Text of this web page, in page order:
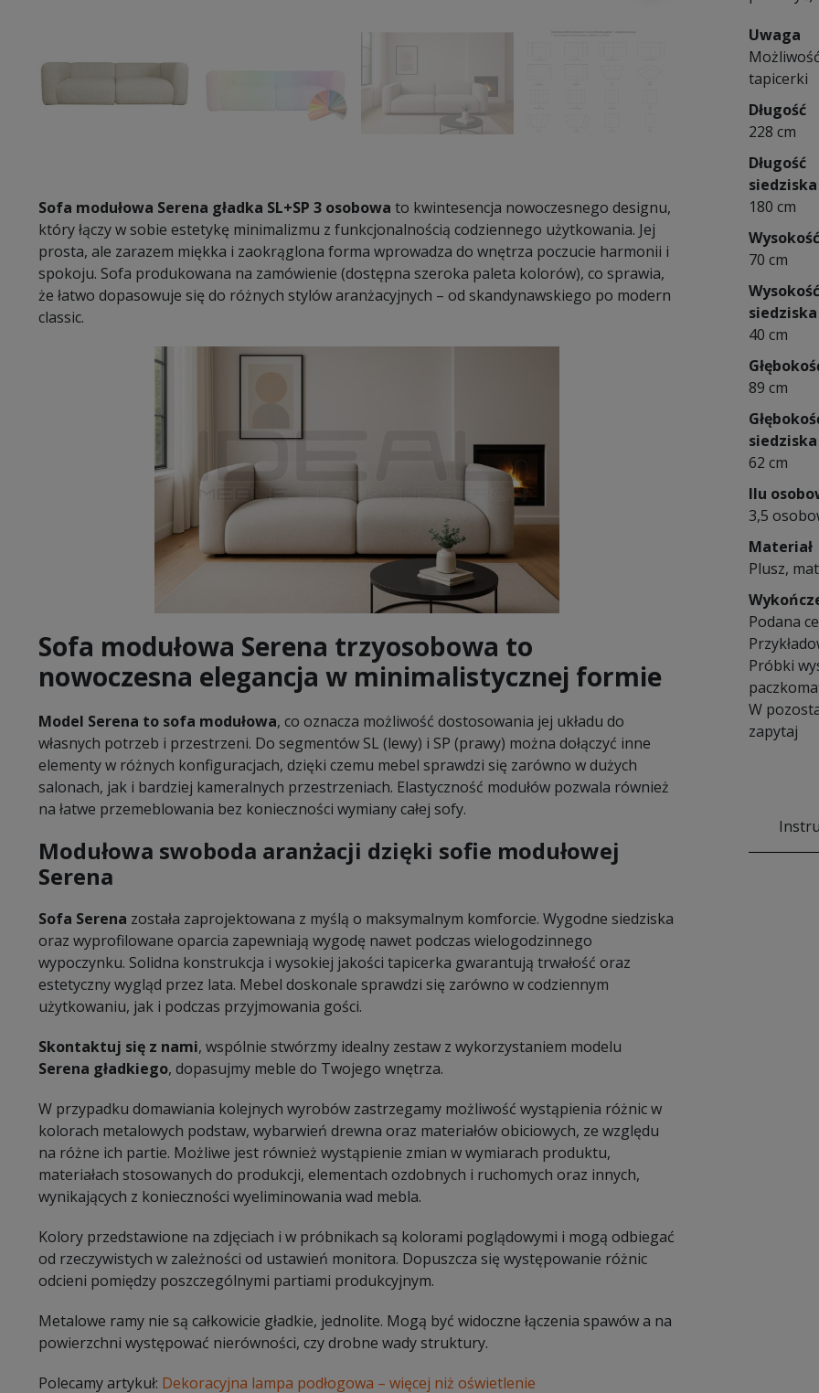
Sofa modułowa Serena gładka SL+SP 3 osobowa to kwintesencja nowoczesnego designu,
który łączy w sobie estetykę minimalizmu z funkcjonalnością codziennego użytkowania. Jej
prosta, ale zarazem miękka i zaokrąglona forma wprowadza do wnętrza poczucie harmonii i
spokoju. Sofa produkowana na zamówienie (dostępna szeroka paleta kolorów), co sprawia,
że łatwo dopasowuje się do różnych stylów aranżacyjnych – od skandynawskiego po modern
classic.
Sofa modułowa Serena trzyosobowa to
nowoczesna elegancja w minimalistycznej formie
Model Serena to sofa modułowa, co oznacza możliwość dostosowania jej układu do
własnych potrzeb i przestrzeni. Do segmentów SL (lewy) i SP (prawy) można dołączyć inne
elementy w różnych konfiguracjach, dzięki czemu mebel sprawdzi się zarówno w dużych
salonach, jak i bardziej kameralnych przestrzeniach. Elastyczność modułów pozwala również
na łatwe przemeblowania bez konieczności wymiany całej sofy.
Modułowa swoboda aranżacji dzięki sofie modułowej
Serena
Sofa Serena została zaprojektowana z myślą o maksymalnym komforcie. Wygodne siedziska
oraz wyprofilowane oparcia zapewniają wygodę nawet podczas wielogodzinnego
wypoczynku. Solidna konstrukcja i wysokiej jakości tapicerka gwarantują trwałość oraz
estetyczny wygląd przez lata. Mebel doskonale sprawdzi się zarówno w codziennym
użytkowaniu, jak i podczas przyjmowania gości.
Skontaktuj się z nami, wspólnie stwórzmy idealny zestaw z wykorzystaniem modelu
Serena gładkiego, dopasujmy meble do Twojego wnętrza.
W przypadku domawiania kolejnych wyrobów zastrzegamy możliwość wystąpienia różnic w
kolorach metalowych podstaw, wybarwień drewna oraz materiałów obiciowych, ze względu
na różne ich partie. Możliwe jest również wystąpienie zmian w wymiarach produktu,
materiałach stosowanych do produkcji, elementach ozdobnych i ruchomych oraz innych,
wynikających z konieczności wyeliminowania wad mebla.
Kolory przedstawione na zdjęciach i w próbnikach są kolorami poglądowymi i mogą odbiegać
od rzeczywistych w zależności od ustawień monitora. Dopuszcza się występowanie różnic
odcieni pomiędzy poszczególnymi partiami produkcyjnym.
Metalowe ramy nie są całkowicie gładkie, jednolite. Mogą być widoczne łączenia spawów a na
powierzchni występować nierówności, czy drobne wady struktury.
Polecamy artykuł: Dekoracyjna lampa podłogowa – więcej niż oświetlenie
Uwaga
tapicerki
Długość
228 cm
Długość
siedziska
180 cm
Wysokość
70 cm
Wysokość
siedziska
40 cm
89 cm
siedziska
62 cm
Ilu
3,5
Materiał
Plusz,
Podana
Próbki
W
zapytaj